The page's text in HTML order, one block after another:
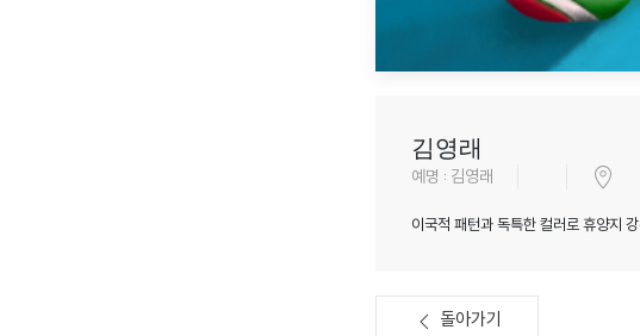
김영래
예명 : 김영래
이국적 패턴과 독특한 컬러로 휴양지
돌아가기